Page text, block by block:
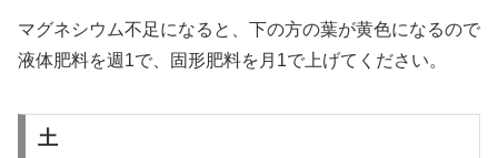
マグネシウム不足になると、下の方の葉が黄色になるので
液体肥料を週1で、固形肥料を月1で上げてください。
土